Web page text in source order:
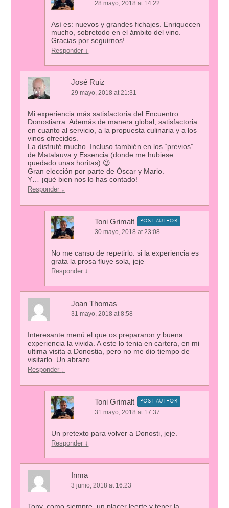
28 mayo, 2018 at 14:22
Así es: nuevos y grandes fichajes. Enriquecen
mucho, sobretodo en el ámbito del vino.
Gracias por seguirnos!
Responder ↓
José Ruiz
29 mayo, 2018 at 21:31
Mi experiencia más satisfactoria del Encuentro
Donostiarra. Además de manera global, satisfactoria
en cuanto al servicio, a la propuesta culinaria y a los
vinos ofrecidos.
La disfruté mucho. Incluso también en los “previos”
de Matalauva y Essencia (donde me hubiese
quedado unas horitas) 😉
Gran elección por parte de Óscar y Mario.
Y… ¡qué bien nos lo has contado!
Responder ↓
Toni Grimalt POST AUTHOR
30 mayo, 2018 at 23:08
No me canso de repetirlo: si la experiencia es
grata la prosa fluye sola, jeje
Responder ↓
Joan Thomas
31 mayo, 2018 at 8:58
Interesante menú el que os prepararon y buena
experiencia la vivida. A este lo tenia en cartera, en mi
ultima visita a Donostia, pero no me dio tiempo de
visitarlo. Un abrazo
Responder ↓
Toni Grimalt POST AUTHOR
31 mayo, 2018 at 17:37
Un pretexto para volver a Donosti, jeje.
Responder ↓
Inma
3 junio, 2018 at 16:23